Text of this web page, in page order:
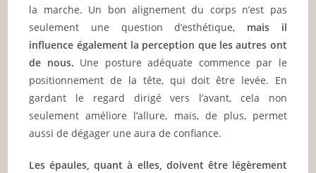
la marche. Un bon alignement du corps n’est pas
seulement une question d’esthétique, mais il
influence également la perception que les autres ont
de nous. Une posture adéquate commence par le
positionnement de la tête, qui doit être levée. En
gardant le regard dirigé vers l’avant, cela non
seulement améliore l’allure, mais, de plus, permet
aussi de dégager une aura de confiance.
Les épaules, quant à elles, doivent être légèrement